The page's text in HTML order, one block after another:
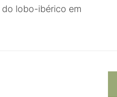
do lobo-ibérico em